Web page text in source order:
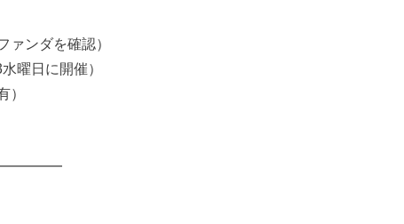
ンダを確認）
曜日に開催）
）